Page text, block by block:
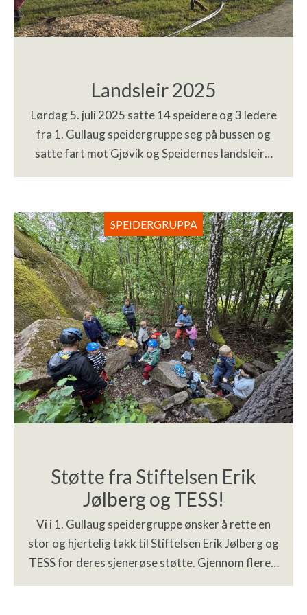
Landsleir 2025
Lørdag 5. juli 2025 satte 14 speidere og 3 ledere
fra 1. Gullaug speidergruppe seg på bussen og
satte fart mot Gjøvik og Speidernes landsleir…
Støtte fra Stiftelsen Erik
Jølberg og TESS!
Vi i 1. Gullaug speidergruppe ønsker å rette en
stor og hjertelig takk til Stiftelsen Erik Jølberg og
TESS for deres sjenerøse støtte. Gjennom flere…
SPEIDERGRUPPA